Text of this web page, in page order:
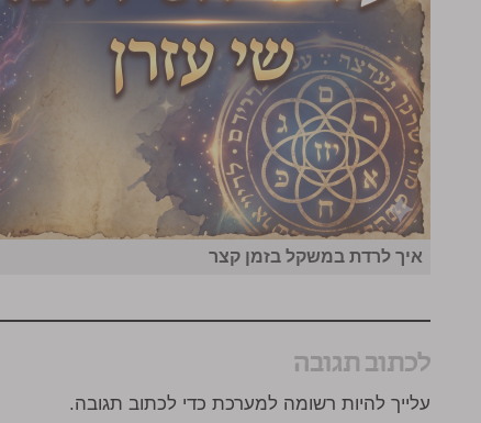
איך לרדת במשקל בזמן קצר
לכתוב תגובה
עלייך להיות רשומה למערכת כדי לכתוב תגובה.